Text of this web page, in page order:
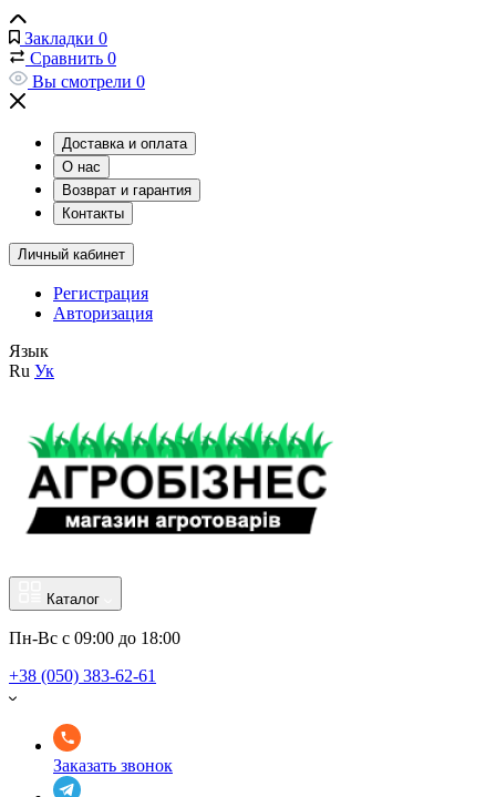
Закладки 0
Сравнить 0
Вы смотрели 0
Доставка и оплата
О нас
Возврат и гарантия
Контакты
Личный кабинет
Регистрация
Авторизация
Язык
Ru Ук
Каталог
Пн-Вс с 09:00 до 18:00
+38 (050) 383-62-61
Заказать звонок